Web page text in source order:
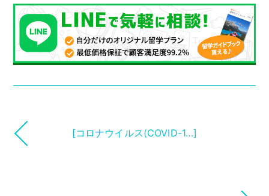
[コロナウイルス(COVID-1…]